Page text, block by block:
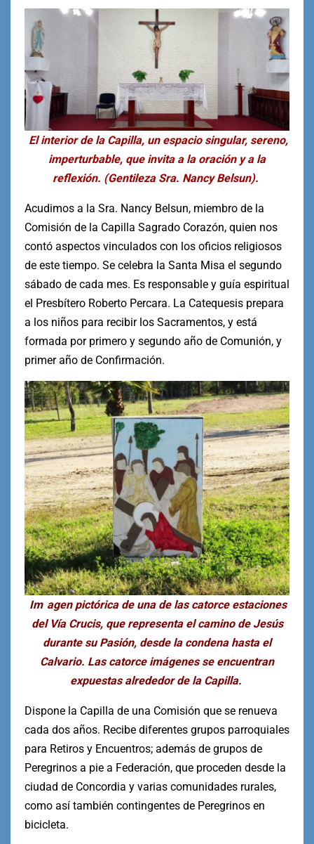
El interior de la Capilla, un espacio singular, sereno,
imperturbable, que invita a la oración y a la
reflexión. (Gentileza Sra. Nancy Belsun).
Acudimos a la Sra. Nancy Belsun, miembro de la
Comisión de la Capilla Sagrado Corazón, quien nos
contó aspectos vinculados con los oficios religiosos
de este tiempo. Se celebra la Santa Misa el segundo
sábado de cada mes. Es responsable y guía espiritual
el Presbítero Roberto Percara. La Catequesis prepara
a los niños para recibir los Sacramentos, y está
formada por primero y segundo año de Comunión, y
primer año de Confirmación.
Im agen pictórica de una de las catorce estaciones
del Vía Crucis, que representa el camino de Jesús
durante su Pasión, desde la condena hasta el
Calvario. Las catorce imágenes se encuentran
expuestas alrededor de la Capilla.
Dispone la Capilla de una Comisión que se renueva
cada dos años. Recibe diferentes grupos parroquiales
para Retiros y Encuentros; además de grupos de
Peregrinos a pie a Federación, que proceden desde la
ciudad de Concordia y varias comunidades rurales,
como así también contingentes de Peregrinos en
bicicleta.